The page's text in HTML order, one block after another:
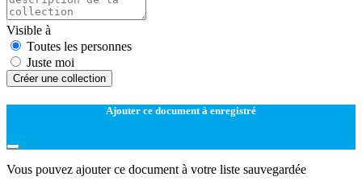
Visible à
Toutes les personnes
Juste moi
Créer une collection
Ajouter ce document à enregistré
Vous pouvez ajouter ce document à votre liste sauvegardée